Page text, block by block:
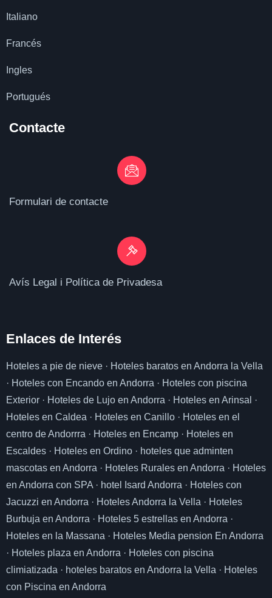
Italiano
Francés
Ingles
Portugués
Contacte
Formulari de contacte
Avís Legal i Política de Privadesa
Enlaces de Interés
Hoteles a pie de nieve · Hoteles baratos en Andorra la Vella
· Hoteles con Encando en Andorra · Hoteles con piscina
Exterior · Hoteles de Lujo en Andorra · Hoteles en Arinsal ·
Hoteles en Caldea · Hoteles en Canillo · Hoteles en el
centro de Andorrra · Hoteles en Encamp · Hoteles en
Escaldes · Hoteles en Ordino · hoteles que adminten
mascotas en Andorra · Hoteles Rurales en Andorra · Hoteles
en Andorra con SPA· hotel Isard Andorra · Hoteles con
Jacuzzi en Andorra · Hoteles Andorra la Vella · Hoteles
Burbuja en Andorra · Hoteles 5 estrellas en Andorra ·
Hoteles en la Massana · Hoteles Media pension En Andorra
· Hoteles plaza en Andorra · Hoteles con piscina
climiatizada · hoteles baratos en Andorra la Vella · Hoteles
con Piscina en Andorra